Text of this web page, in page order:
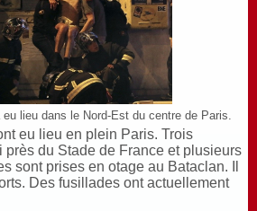
lieu dans le Nord-Est du centre de Paris.
eu lieu en plein Paris. Trois
près du Stade de France et plusieurs
sont prises en otage au Bataclan. Il
Des fusillades ont actuellement